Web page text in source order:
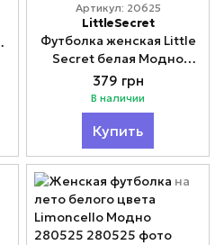
Артикул: 20625
LittleSecret
Футболка женская Little
Secret белая Модно
20625
379 грн
В наличии
Купить